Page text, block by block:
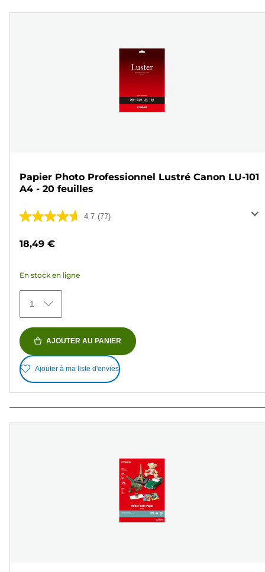
Papier Photo Professionnel Lustré Canon LU-101
A4 - 20 feuilles
4.7 (77)
4.7
77
avis
18,49 €
En stock en ligne
1
AJOUTER AU PANIER
Ajouter à ma liste d'envies